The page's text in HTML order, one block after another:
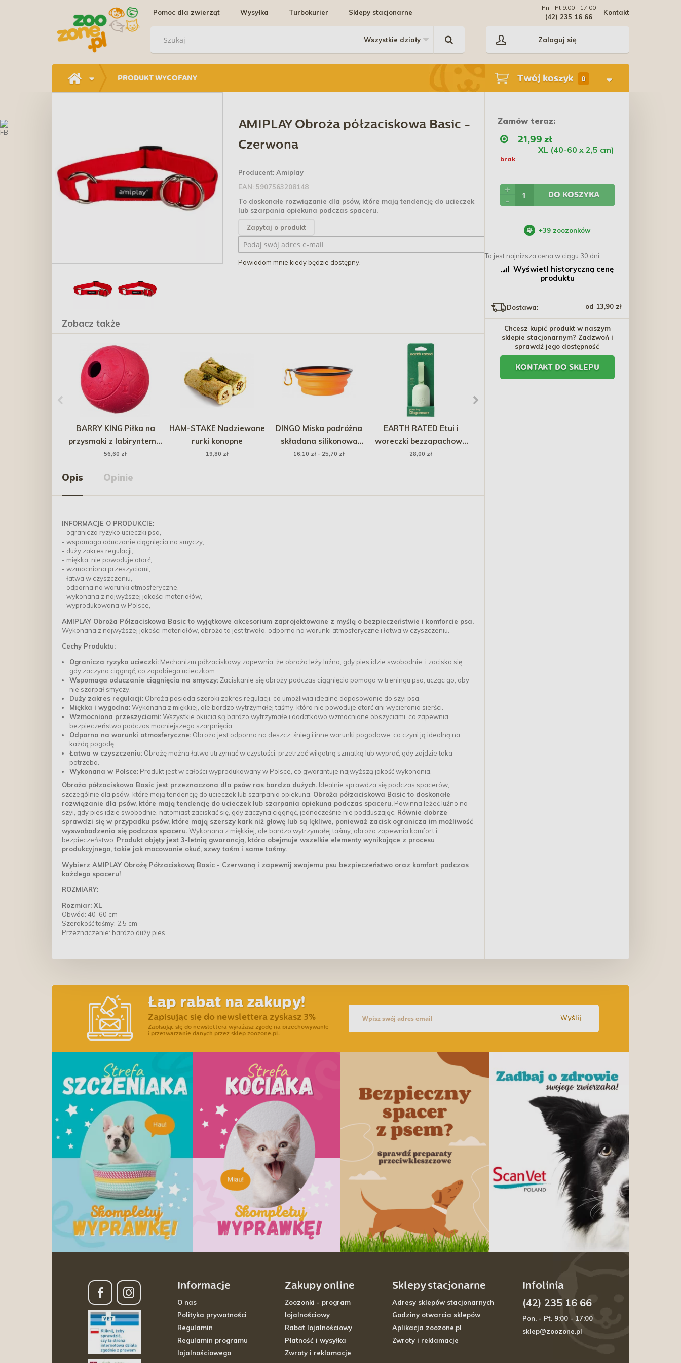
Pomoc dla zwierząt Wysyłka Turbokurier Sklepy stacjonarne Kontakt
Pn - Pt 9:00 - 17:00
(42) 235 16 66
Zaloguj się
PRODUKT WYCOFANY Twój koszyk 0
AMIPLAY Obroża półzaciskowa Basic -
Czerwona
Producent:Amiplay
EAN: 5907563208148
To doskonałe rozwiązanie dla psów, które mają tendencję do ucieczek
lub szarpania opiekuna podczas spaceru.
Zapytaj o produkt
Powiadom mnie kiedy będzie dostępny.
Zobacz także
BARRY KING Piłka na
przysmaki z labiryntem L
(11cm)
56,60 zł
HAM-STAKE Nadziewane
rurki konopne
19,80 zł
DINGO Miska podróżna
składana silikonowa
Vasco
16,10 zł - 25,70 zł
EARTH RATED Etui i
woreczki bezzapachowe
15 szt.
28,00 zł
Opis Opinie
INFORMACJE O PRODUKCIE:
- ogranicza ryzyko ucieczki psa,
- wspomaga oduczanie ciągnięcia na smyczy,
- duży zakres regulacji,
- miękka, nie powoduje otarć,
- wzmocniona przeszyciami,
- łatwa w czyszczeniu,
- odporna na warunki atmosferyczne,
- wykonana z najwyższej jakości materiałów,
- wyprodukowana w Polsce,
AMIPLAY Obroża Półzaciskowa Basic to wyjątkowe akcesorium zaprojektowane z myślą o bezpieczeństwie i komforcie psa.
Wykonana z najwyższej jakości materiałów, obroża ta jest trwała, odporna na warunki atmosferyczne i łatwa w czyszczeniu.
Cechy Produktu:
Ogranicza ryzyko ucieczki: Mechanizm półzaciskowy zapewnia, że obroża leży luźno, gdy pies idzie swobodnie, i zaciska się,
gdy zaczyna ciągnąć, co zapobiega ucieczkom.
Wspomaga oduczanie ciągnięcia na smyczy: Zaciskanie się obroży podczas ciągnięcia pomaga w treningu psa, ucząc go, aby
nie szarpał smyczy.
Duży zakres regulacji: Obroża posiada szeroki zakres regulacji, co umożliwia idealne dopasowanie do szyi psa.
Miękka i wygodna:Wykonana z miękkiej, ale bardzo wytrzymałej taśmy, która nie powoduje otarć ani wycierania sierści.
Wzmocniona przeszyciami:Wszystkie okucia są bardzo wytrzymałe i dodatkowo wzmocnione obszyciami, co zapewnia
bezpieczeństwo podczas mocniejszego szarpnięcia.
Odporna na warunki atmosferyczne: Obroża jest odporna na deszcz, śnieg i inne warunki pogodowe, co czyni ją idealną na
każdą pogodę.
Łatwa w czyszczeniu: Obrożę można łatwo utrzymać w czystości, przetrzeć wilgotną szmatką lub wyprać, gdy zajdzie taka
potrzeba.
Wykonana w Polsce: Produkt jest w całości wyprodukowany w Polsce, co gwarantuje najwyższą jakość wykonania.
Obroża półzaciskowa Basic jest przeznaczona dla psów ras bardzo dużych. Idealnie sprawdza się podczas spacerów,
szczególnie dla psów, które mają tendencję do ucieczek lub szarpania opiekuna. Obroża półzaciskowa Basic to doskonałe
rozwiązanie dla psów, które mają tendencję do ucieczek lub szarpania opiekuna podczas spaceru. Powinna leżeć luźno na
szyi, gdy pies idzie swobodnie, natomiast zaciskać się, gdy zaczyna ciągnąć, jednocześnie nie podduszając. Równie dobrze
sprawdzi się w przypadku psów, które mają szerszy kark niż głowę lub są lękliwe, ponieważ zacisk ogranicza im możliwość
wyswobodzenia się podczas spaceru.Wykonana z miękkiej, ale bardzo wytrzymałej taśmy, obroża zapewnia komfort i
bezpieczeństwo. Produkt objęty jest 3-letnią gwarancją, która obejmuje wszelkie elementy wynikające z procesu
produkcyjnego, takie jak mocowanie okuć, szwy taśm i same taśmy.
Wybierz AMIPLAY Obrożę Półzaciskową Basic - Czerwoną i zapewnij swojemu psu bezpieczeństwo oraz komfort podczas
każdego spaceru!
ROZMIARY:
Rozmiar: XL
Obwód: 40-60 cm
Szerokość taśmy: 2,5 cm
Przeznaczenie: bardzo duży pies
Zamów teraz:
21,99 zł
XL (40-60 x 2,5 cm)
brak
+
-
DO KOSZYKA
+39 zoozonków
To jest najniższa cena w ciągu 30 dni
Wyświetl historyczną cenę
produktu
Dostawa: od 13,90 zł
Chcesz kupić produkt w naszym
sklepie stacjonarnym? Zadzwoń i
sprawdź jego dostępność
KONTAKT DO SKLEPU
Łap rabat na zakupy!
Zapisując się do newslettera zyskasz 3%
Zapisując się do newslettera wyrażasz zgodę na przechowywanie
i przetwarzanie danych przez sklep zoozone.pl.
Wyślij
Informacje
O nas
Polityka prywatności
Regulamin
Regulamin programu
lojalnościowego
Zakupy online
Zoozonki - program
lojalnościowy
Rabat lojalnościowy
Płatność i wysyłka
Zwroty i reklamacje
Sklepy stacjonarne
Adresy sklepów stacjonarnych
Godziny otwarcia sklepów
Aplikacja zoozone.pl
Zwroty i reklamacje
Infolinia
(42) 235 16 66
Pon. - Pt. 9:00 - 17:00
sklep@zoozone.pl